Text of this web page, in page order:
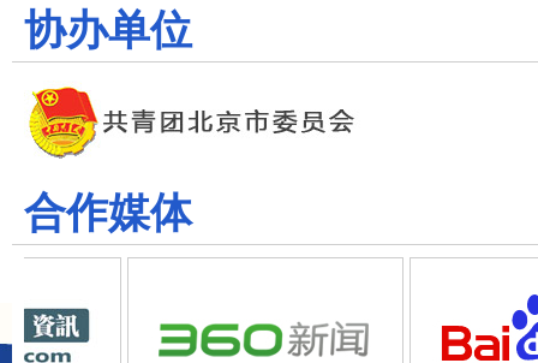
协办单位
合作媒体